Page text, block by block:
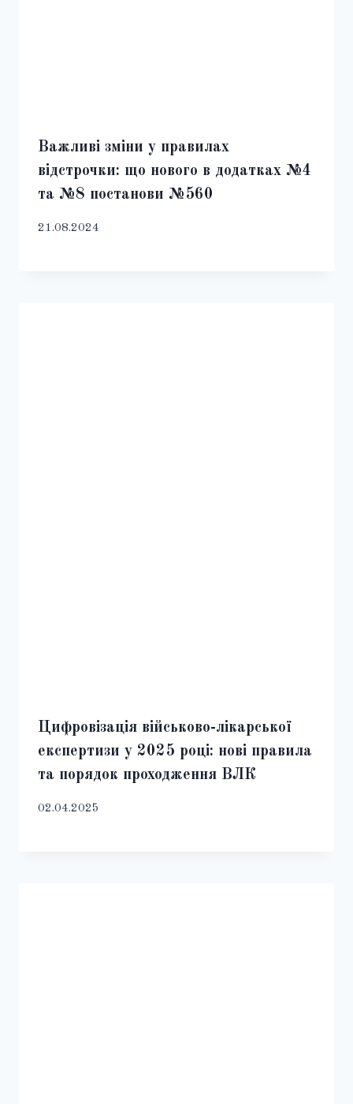
Важливі зміни у правилах
відстрочки: що нового в додатках №4
та №8 постанови №560
21.08.2024
Цифровізація військово-лікарської
експертизи у 2025 році: нові правила
та порядок проходження ВЛК
02.04.2025